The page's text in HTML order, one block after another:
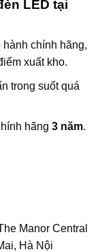
LED tại
chính hãng,
xuất kho.
trong suốt quá
hãng 3 năm.
Manor Central
Hà Nội